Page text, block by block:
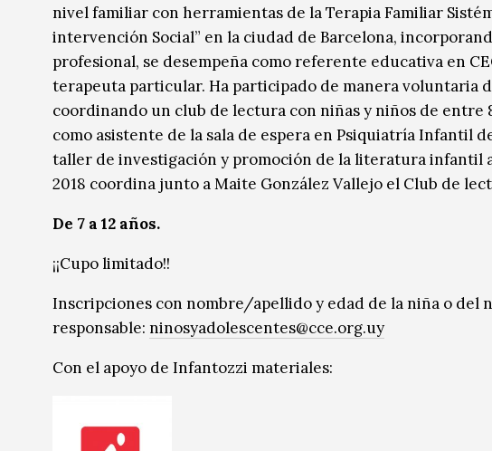
nivel familiar con herramientas de la Terapia Familiar
intervención Social” en la ciudad de Barcelona,
profesional, se desempeña como referente educativa en
terapeuta particular. Ha participado de manera voluntaria
coordinando un club de lectura con niñas y niños de entre
como asistente de la sala de espera en Psiquiatría Infantil
taller de investigación y promoción de la literatura infantil
2018 coordina junto a Maite González Vallejo el Club de
De 7 a 12 años.
¡¡Cupo limitado!!
Inscripciones con nombre/apellido y edad de la niña o
responsable: ninosyadolescentes@cce.org.uy
Con el apoyo de Infantozzi materiales: